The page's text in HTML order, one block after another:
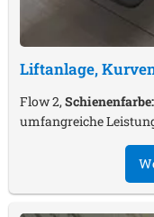
Liftanlage,
Flow 2,Schienenfarbe:
umfangreiche